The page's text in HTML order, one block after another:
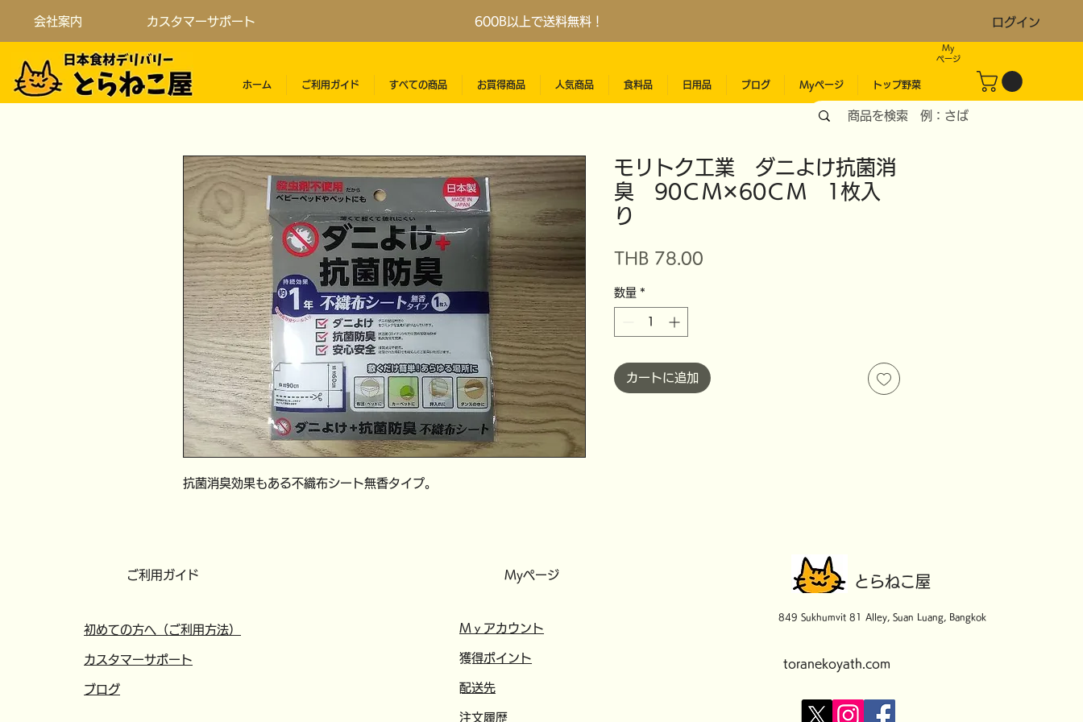
会社案内 カスタマーサポート 600B以上で送料無料！ ログイン
My
​ページ
ホーム ご利用ガイド すべての商品 お買得商品 人気商品 食料品 日用品 ブログ Myページ トップ野菜
抗菌消臭効果もある不織布シート無香タイプ。
モリトク工業 ダニよけ抗菌消
臭 90ＣＭ✕60ＣＭ 1枚入
り
THB 78.00
数量 *
カートに追加
ご利用ガイド
初めての方へ（ご利用方法）
カスタマーサポート
​ブログ
Myページ
​​Mｙアカウント
​獲得ポイント
​配送先
注文履歴
​とらねこ屋
849 Sukhumvit 81 Alley, Suan Luang, Bangkok
toranekoyath.com